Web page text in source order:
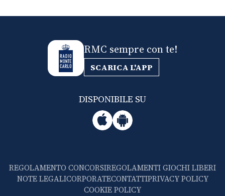
RMC sempre con te!
SCARICA L'APP
DISPONIBILE SU
REGOLAMENTO CONCORSIREGOLAMENTI GIOCHI LIBERI
NOTE LEGALICORPORATECONTATTIPRIVACY POLICY
COOKIE POLICY